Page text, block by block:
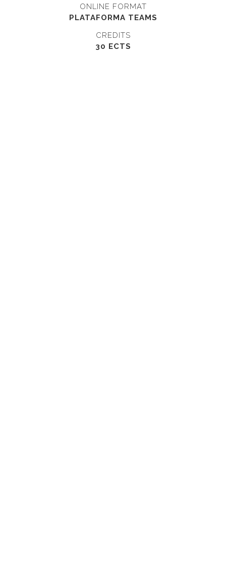
ONLINE FORMAT
PLATAFORMA TEAMS
CREDITS
30 ECTS